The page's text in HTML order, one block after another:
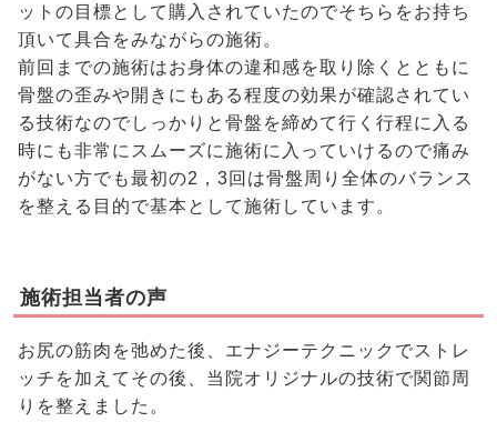
ットの目標として購入されていたのでそちらをお持ち
頂いて具合をみながらの施術。
前回までの施術はお身体の違和感を取り除くとともに
骨盤の歪みや開きにもある程度の効果が確認されてい
る技術なのでしっかりと骨盤を締めて行く行程に入る
時にも非常にスムーズに施術に入っていけるので痛み
がない方でも最初の2，3回は骨盤周り全体のバランス
を整える目的で基本として施術しています。
施術担当者の声
お尻の筋肉を弛めた後、エナジーテクニックでストレ
ッチを加えてその後、当院オリジナルの技術で関節周
りを整えました。